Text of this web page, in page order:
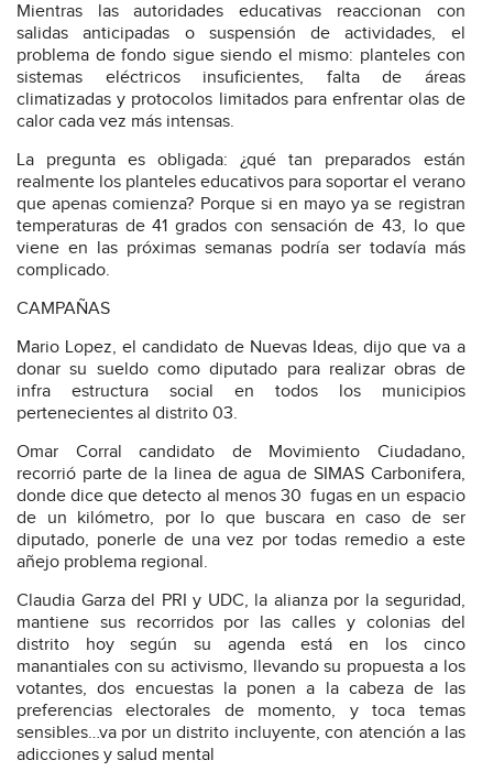
Mientras las autoridades educativas reaccionan con
salidas anticipadas o suspensión de actividades, el
problema de fondo sigue siendo el mismo: planteles con
sistemas eléctricos insuficientes, falta de áreas
climatizadas y protocolos limitados para enfrentar olas de
calor cada vez más intensas.
La pregunta es obligada: ¿qué tan preparados están
realmente los planteles educativos para soportar el verano
que apenas comienza? Porque si en mayo ya se registran
temperaturas de 41 grados con sensación de 43, lo que
viene en las próximas semanas podría ser todavía más
complicado.
CAMPAÑAS
Mario Lopez, el candidato de Nuevas Ideas, dijo que va a
donar su sueldo como diputado para realizar obras de
infra estructura social en todos los municipios
pertenecientes al distrito 03.
Omar Corral candidato de Movimiento Ciudadano,
recorrió parte de la linea de agua de SIMAS Carbonifera,
donde dice que detecto al menos 30 fugas en un espacio
de un kilómetro, por lo que buscara en caso de ser
diputado, ponerle de una vez por todas remedio a este
añejo problema regional.
Claudia Garza del PRI y UDC, la alianza por la seguridad,
mantiene sus recorridos por las calles y colonias del
distrito hoy según su agenda está en los cinco
manantiales con su activismo, llevando su propuesta a los
votantes, dos encuestas la ponen a la cabeza de las
preferencias electorales de momento, y toca temas
sensibles…va por un distrito incluyente, con atención a las
adicciones y salud mental